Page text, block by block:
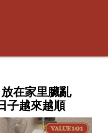
放在家里臟亂
子越來越順